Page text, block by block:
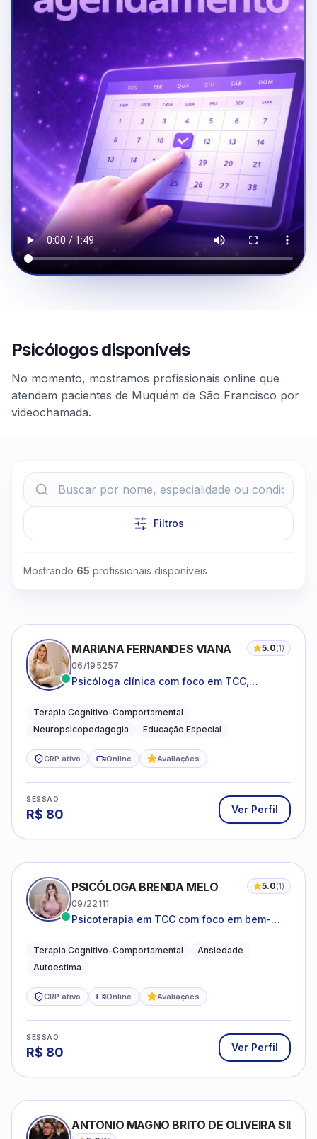
Psicólogos disponíveis
No momento, mostramos profissionais online que
atendem pacientes de Muquém de São Francisco por
videochamada.
Filtros
Mostrando 65 profissionais disponíveis
MARIANA FERNANDES VIANA 5.0(1)
06/195257
Psicóloga clínica com foco em TCC,
do neurodesenvolvimento.
Terapia Cognitivo-Comportamental
Neuropsicopedagogia
Educação Especial
CRP ativo Online Avaliações
SESSÃO
R$ 80 Ver Perfil
PSICÓLOGA BRENDA MELO 5.0(1)
09/22111
Psicoterapia em TCC com foco em bem-
o cotidiano
Terapia Cognitivo-Comportamental
Ansiedade
Autoestima
CRP ativo Online Avaliações
SESSÃO
R$ 80 Ver Perfil
ANTONIO MAGNO BRITO DE OLIVEIRA SILVA